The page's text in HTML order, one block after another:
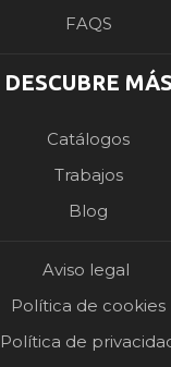
FAQS
DESCUBRE MÁS
Catálogos
Trabajos
Blog
Aviso legal
Política de cookies
Política de